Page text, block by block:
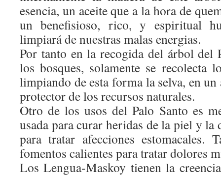
esencia, un aceite que a la hora de
un benefisioso, rico, y espiritual
limpiará de nuestras malas energias.
Por tanto en la recogida del árbol del
los bosques, solamente se recolecta
limpiando de esta forma la selva, en
protector de los recursos naturales.
Otro de los usos del Palo Santo es
usada para curar heridas de la piel y la
para tratar afecciones estomacales.
fomentos calientes para tratar dolores
Los Lengua-Maskoy tienen la